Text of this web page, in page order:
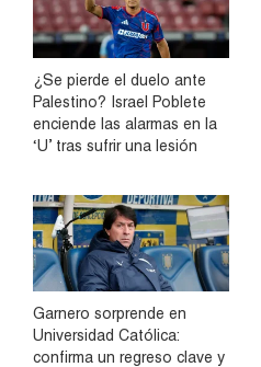
¿Se pierde el duelo ante
Palestino? Israel Poblete
enciende las alarmas en la
‘U’ tras sufrir una lesión
Garnero sorprende en
Universidad Católica:
confirma un regreso clave y